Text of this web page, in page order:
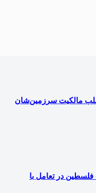
سلب مالكيت سرزمين‌شان
در تعامل با